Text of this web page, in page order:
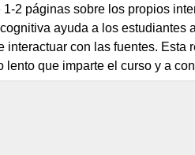
2 páginas sobre los propios
ayuda a los
interactuar con las fuentes.
lento que imparte el curso y a